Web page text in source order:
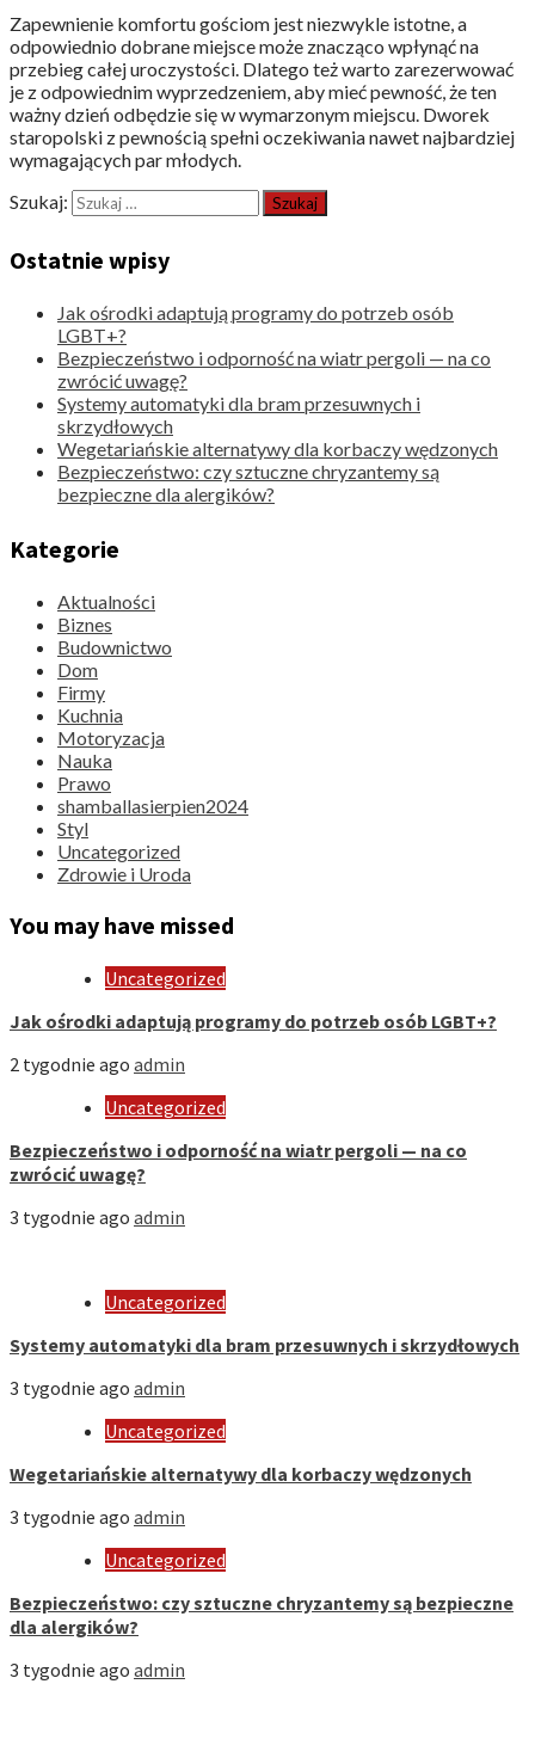
Zapewnienie komfortu gościom jest niezwykle istotne, a
odpowiednio dobrane miejsce może znacząco wpłynąć na
przebieg całej uroczystości. Dlatego też warto zarezerwować
je z odpowiednim wyprzedzeniem, aby mieć pewność, że ten
ważny dzień odbędzie się w wymarzonym miejscu. Dworek
staropolski z pewnością spełni oczekiwania nawet najbardziej
wymagających par młodych.
Szukaj:
Ostatnie wpisy
Jak ośrodki adaptują programy do potrzeb osób
LGBT+?
Bezpieczeństwo i odporność na wiatr pergoli — na co
zwrócić uwagę?
Systemy automatyki dla bram przesuwnych i
skrzydłowych
Wegetariańskie alternatywy dla korbaczy wędzonych
Bezpieczeństwo: czy sztuczne chryzantemy są
bezpieczne dla alergików?
Kategorie
Aktualności
Biznes
Budownictwo
Dom
Firmy
Kuchnia
Motoryzacja
Nauka
Prawo
shamballasierpien2024
Styl
Uncategorized
Zdrowie i Uroda
You may have missed
Uncategorized
Jak ośrodki adaptują programy do potrzeb osób LGBT+?
2 tygodnie ago admin
Uncategorized
Bezpieczeństwo i odporność na wiatr pergoli — na co
zwrócić uwagę?
3 tygodnie ago admin
Uncategorized
Systemy automatyki dla bram przesuwnych i skrzydłowych
3 tygodnie ago admin
Uncategorized
Wegetariańskie alternatywy dla korbaczy wędzonych
3 tygodnie ago admin
Uncategorized
Bezpieczeństwo: czy sztuczne chryzantemy są bezpieczne
dla alergików?
3 tygodnie ago admin